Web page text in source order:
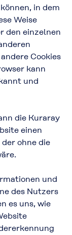
in dem
Weise
den einzelnen
Cookies
kann
und
die Kuraray
einen
ohne die
und
des Nutzers
es uns, wie